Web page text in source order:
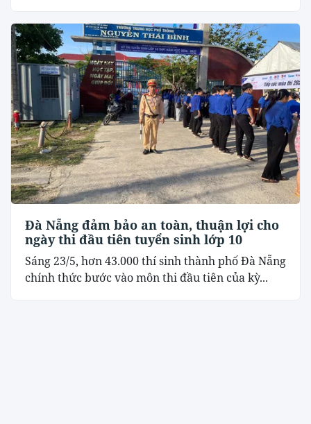
Đà Nẵng đảm bảo an toàn, thuận lợi cho
ngày thi đầu tiên tuyển sinh lớp 10
Sáng 23/5, hơn 43.000 thí sinh thành phố Đà Nẵng
chính thức bước vào môn thi đầu tiên của kỳ...